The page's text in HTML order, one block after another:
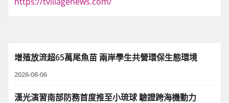
增殖放流超65萬尾魚苗 兩岸學生共營環保生態環境
2026-08-06
漢光演習南部防務首度推至小琉球 驗證跨海機動力